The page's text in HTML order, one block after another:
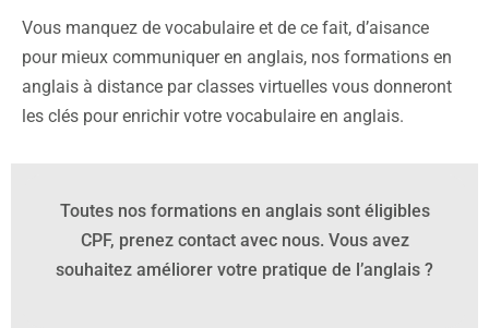
Vous manquez de vocabulaire et de ce fait, d’aisance
pour mieux communiquer en anglais, nos formations en
anglais à distance par classes virtuelles vous donneront
les clés pour enrichir votre vocabulaire en anglais.
Toutes nos formations en anglais sont éligibles
CPF, prenez contact avec nous. Vous avez
souhaitez améliorer votre pratique de l’anglais ?